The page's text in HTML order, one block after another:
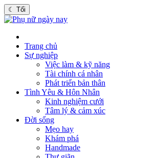
☾ Tối
Trang chủ
Sự nghiệp
Việc làm & kỹ năng
Tài chính cá nhân
Phát triển bản thân
Tình Yêu & Hôn Nhân
Kinh nghiệm cưới
Tâm lý & cảm xúc
Đời sống
Mẹo hay
Khám phá
Handmade